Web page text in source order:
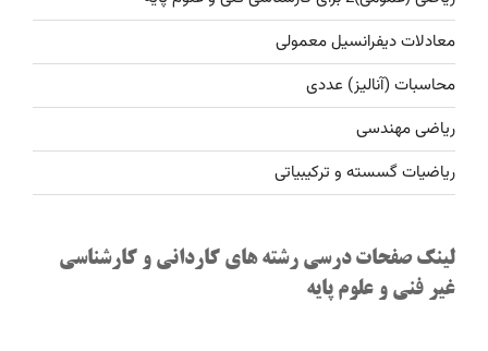
معادلات دیفرانسیل معمولی
محاسبات (آنالیز) عددی
ریاضی مهندسی
ریاضیات گسسته و ترکیبیاتی
لینک صفحات درسی رشته های کاردانی و کارشناسی
غیر فنی و علوم پایه